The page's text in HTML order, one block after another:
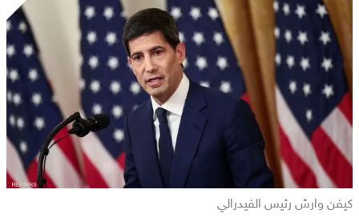
كيفن وارش رئيس الفيدرالي